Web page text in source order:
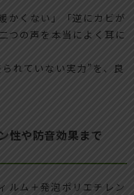
かくない」「逆にカビが
つの声を本当によく耳に
れていない実力”を、良
性や防音効果まで
ルム＋発泡ポリエチレン